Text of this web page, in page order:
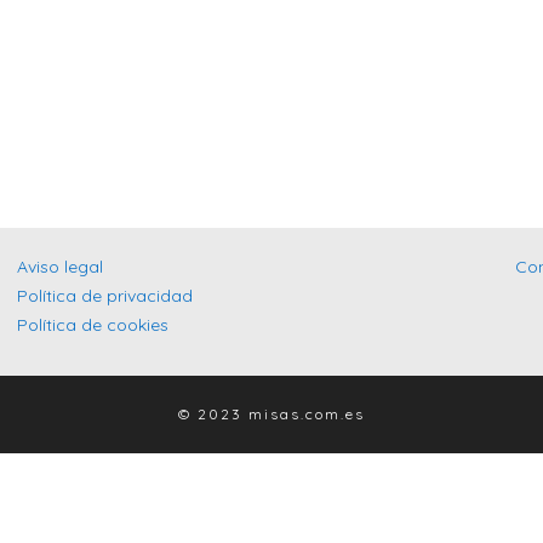
Aviso legal
Política de privacidad
Política de cookies
© 2023 misas.com.es